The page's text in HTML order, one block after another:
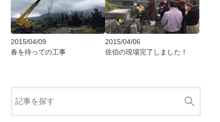
2015/04/09
春を待っての工事
2015/04/06
佐伯の現場完了しました！